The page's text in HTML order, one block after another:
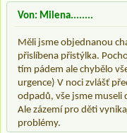
Von: Milena........
Měli jsme objednanou
přislíbena přistýlka.
tím pádem ale chybělo
urgence) V noci zvlášť
odpadů, vše jsme museli
Ale zázemí pro děti
problémy.